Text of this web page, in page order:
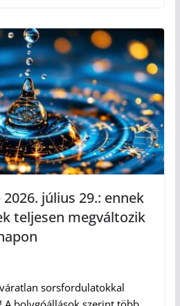
július 29.: ennek
teljesen megváltozik
sorsfordulatokkal